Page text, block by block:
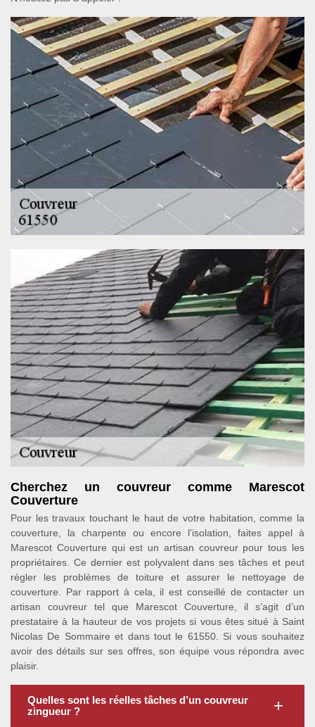
Cherchez un couvreur comme Marescot
Couverture
Pour les travaux touchant le haut de votre habitation, comme la
couverture, la charpente ou encore l’isolation, faites appel à
Marescot Couverture qui est un artisan couvreur pour tous les
propriétaires. Ce dernier est polyvalent dans ses tâches et peut
régler les problèmes de toiture et assurer le nettoyage de
couverture. Par rapport à cela, il est conseillé de contacter un
artisan couvreur tel que Marescot Couverture, il s’agit d’un
prestataire à la hauteur de vos projets si vous êtes situé à Saint
Nicolas De Sommaire et dans tout le 61550. Si vous souhaitez
avoir des détails sur ses offres, son équipe vous répondra avec
plaisir.
Quelles sont les réelles tâches d’un couvreur
zingueur ?